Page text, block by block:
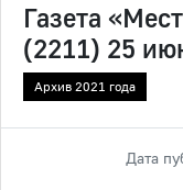
Газета
(2211) 25
Архив 2021 года
Дата